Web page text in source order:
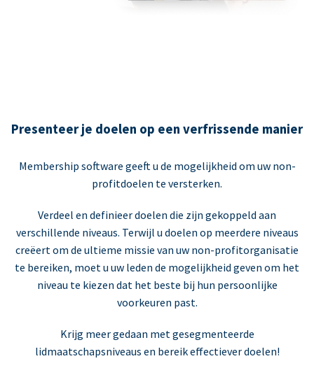
Presenteer je doelen op een verfrissende manier
Membership software geeft u de mogelijkheid om uw non-
profitdoelen te versterken.
Verdeel en definieer doelen die zijn gekoppeld aan
verschillende niveaus. Terwijl u doelen op meerdere niveaus
creëert om de ultieme missie van uw non-profitorganisatie
te bereiken, moet u uw leden de mogelijkheid geven om het
niveau te kiezen dat het beste bij hun persoonlijke
voorkeuren past.
Krijg meer gedaan met gesegmenteerde
lidmaatschapsniveaus en bereik effectiever doelen!